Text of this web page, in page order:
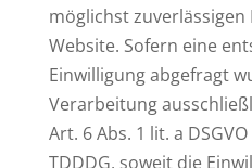
möglichst
Website. Sofern eine
Einwilligung abgefragt
Verarbeitung
Art. 6 Abs. 1 lit. a
TDDDG, soweit die